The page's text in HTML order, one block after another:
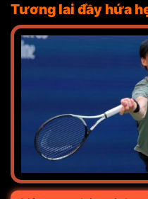
Tương lai đầy hứa